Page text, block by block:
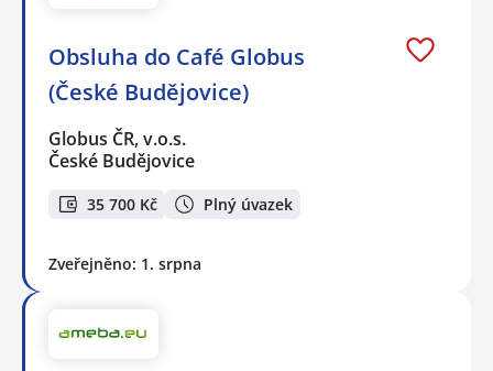
Obsluha do Café Globus
(České Budějovice)
Globus ČR, v.o.s.
České Budějovice
35 700 Kč Plný úvazek
Zveřejněno: 1. srpna